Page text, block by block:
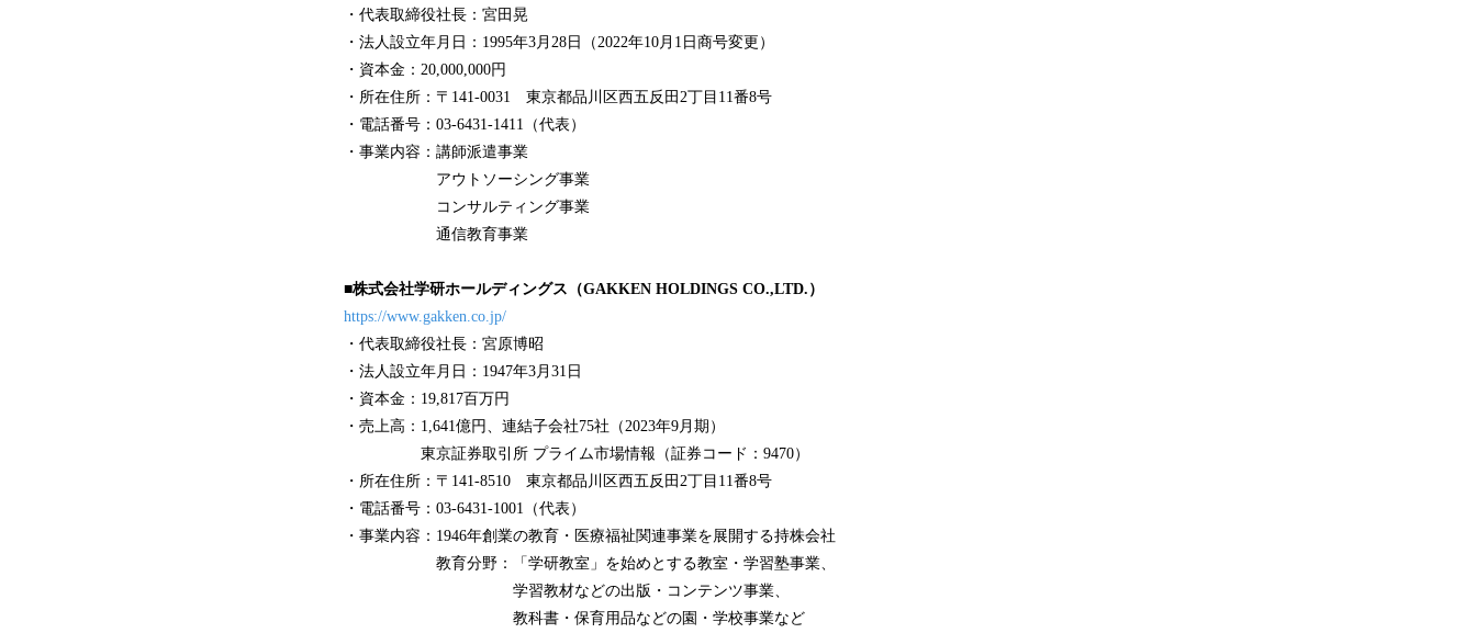
・代表取締役社長：宮田晃
・法人設立年月日：1995年3月28日（2022年10月1日商号変更）
・資本金：20,000,000円
・所在住所：〒141-0031 東京都品川区西五反田2丁目11番8号
・電話番号：03-6431-1411（代表）
・事業内容：講師派遣事業
アウトソーシング事業
コンサルティング事業
通信教育事業
■株式会社学研ホールディングス（GAKKEN HOLDINGS CO.,LTD.）
https://www.gakken.co.jp/
・代表取締役社長：宮原博昭
・法人設立年月日：1947年3月31日
・資本金：19,817百万円
・売上高：1,641億円、連結子会社75社（2023年9月期）
東京証券取引所 プライム市場情報（証券コード：9470）
・所在住所：〒141-8510 東京都品川区西五反田2丁目11番8号
・電話番号：03-6431-1001（代表）
・事業内容：1946年創業の教育・医療福祉関連事業を展開する持株会社
教育分野：「学研教室」を始めとする教室・学習塾事業、
学習教材などの出版・コンテンツ事業、
教科書・保育用品などの園・学校事業など